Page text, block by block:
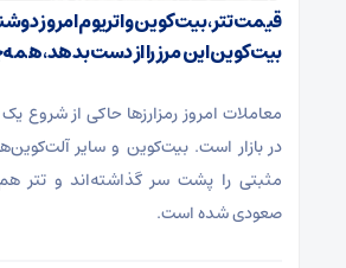
بیت‌کوین این مرز را از دست بدهد،
معاملات امروز رمزارز‌ها حاکی از شروع
در بازار است. بیت‌کوین و سایر
مثبتی را پشت سر گذاشته‌اند و تتر هم
صعودی شده است.